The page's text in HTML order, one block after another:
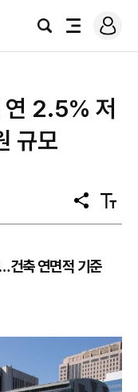
검
전
로
그
연 2.5% 저
규모
공
유
텍
스
건축 연면적 기준